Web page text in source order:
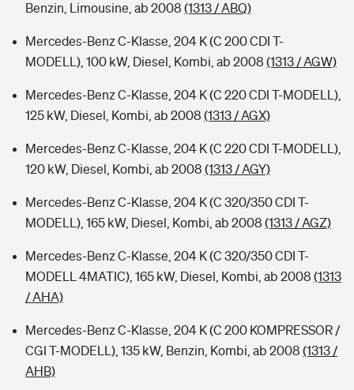
Benzin, Limousine, ab 2008 (1313 / ABQ)
Mercedes-Benz C-Klasse, 204 K (C 200 CDI T-
MODELL), 100 kW, Diesel, Kombi, ab 2008 (1313 / AGW)
Mercedes-Benz C-Klasse, 204 K (C 220 CDI T-MODELL),
125 kW, Diesel, Kombi, ab 2008 (1313 / AGX)
Mercedes-Benz C-Klasse, 204 K (C 220 CDI T-MODELL),
120 kW, Diesel, Kombi, ab 2008 (1313 / AGY)
Mercedes-Benz C-Klasse, 204 K (C 320/350 CDI T-
MODELL), 165 kW, Diesel, Kombi, ab 2008 (1313 / AGZ)
Mercedes-Benz C-Klasse, 204 K (C 320/350 CDI T-
MODELL 4MATIC), 165 kW, Diesel, Kombi, ab 2008 (1313
/ AHA)
Mercedes-Benz C-Klasse, 204 K (C 200 KOMPRESSOR /
CGI T-MODELL), 135 kW, Benzin, Kombi, ab 2008 (1313 /
AHB)